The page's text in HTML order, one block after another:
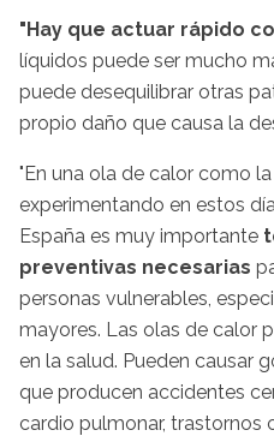
"Hay que actuar rápido
líquidos puede ser mucho
puede desequilibrar otras
propio daño que causa la
"En una ola de calor como
experimentando en estos
España es muy importante
preventivas necesarias
personas vulnerables,
mayores. Las olas de calor
en la salud. Pueden causar
que producen accidentes
cardio pulmonar, trastornos